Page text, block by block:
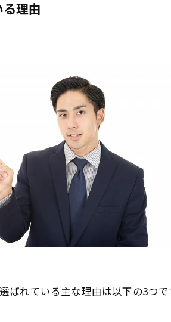
う良いタイミング
でお買取りできる商品券
買取大吉セラビ白石店
理由
ばれている主な理由は以下の3つで